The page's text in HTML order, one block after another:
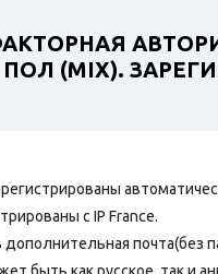
(MIX).
с IP France.
почта(без
быть как русское, так и